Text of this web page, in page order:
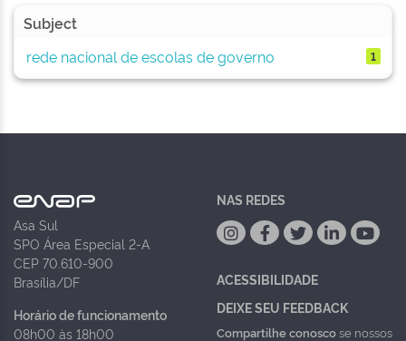
Subject
rede nacional de escolas de governo
1
Asa Sul
SPO Área Especial 2-A
CEP 70.610-900
Brasília/DF
Horário de funcionamento
08h00 às 18h00
NAS REDES
ACESSIBILIDADE
DEIXE SEU FEEDBACK
Compartilhe conoscose nossos